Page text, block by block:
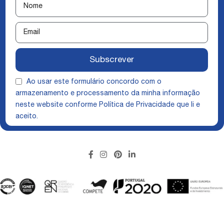
Ao usar este formulário concordo com o
armazenamento e processamento da minha informação
neste website conforme Política de Privacidade que li e
aceito.
Subscrever